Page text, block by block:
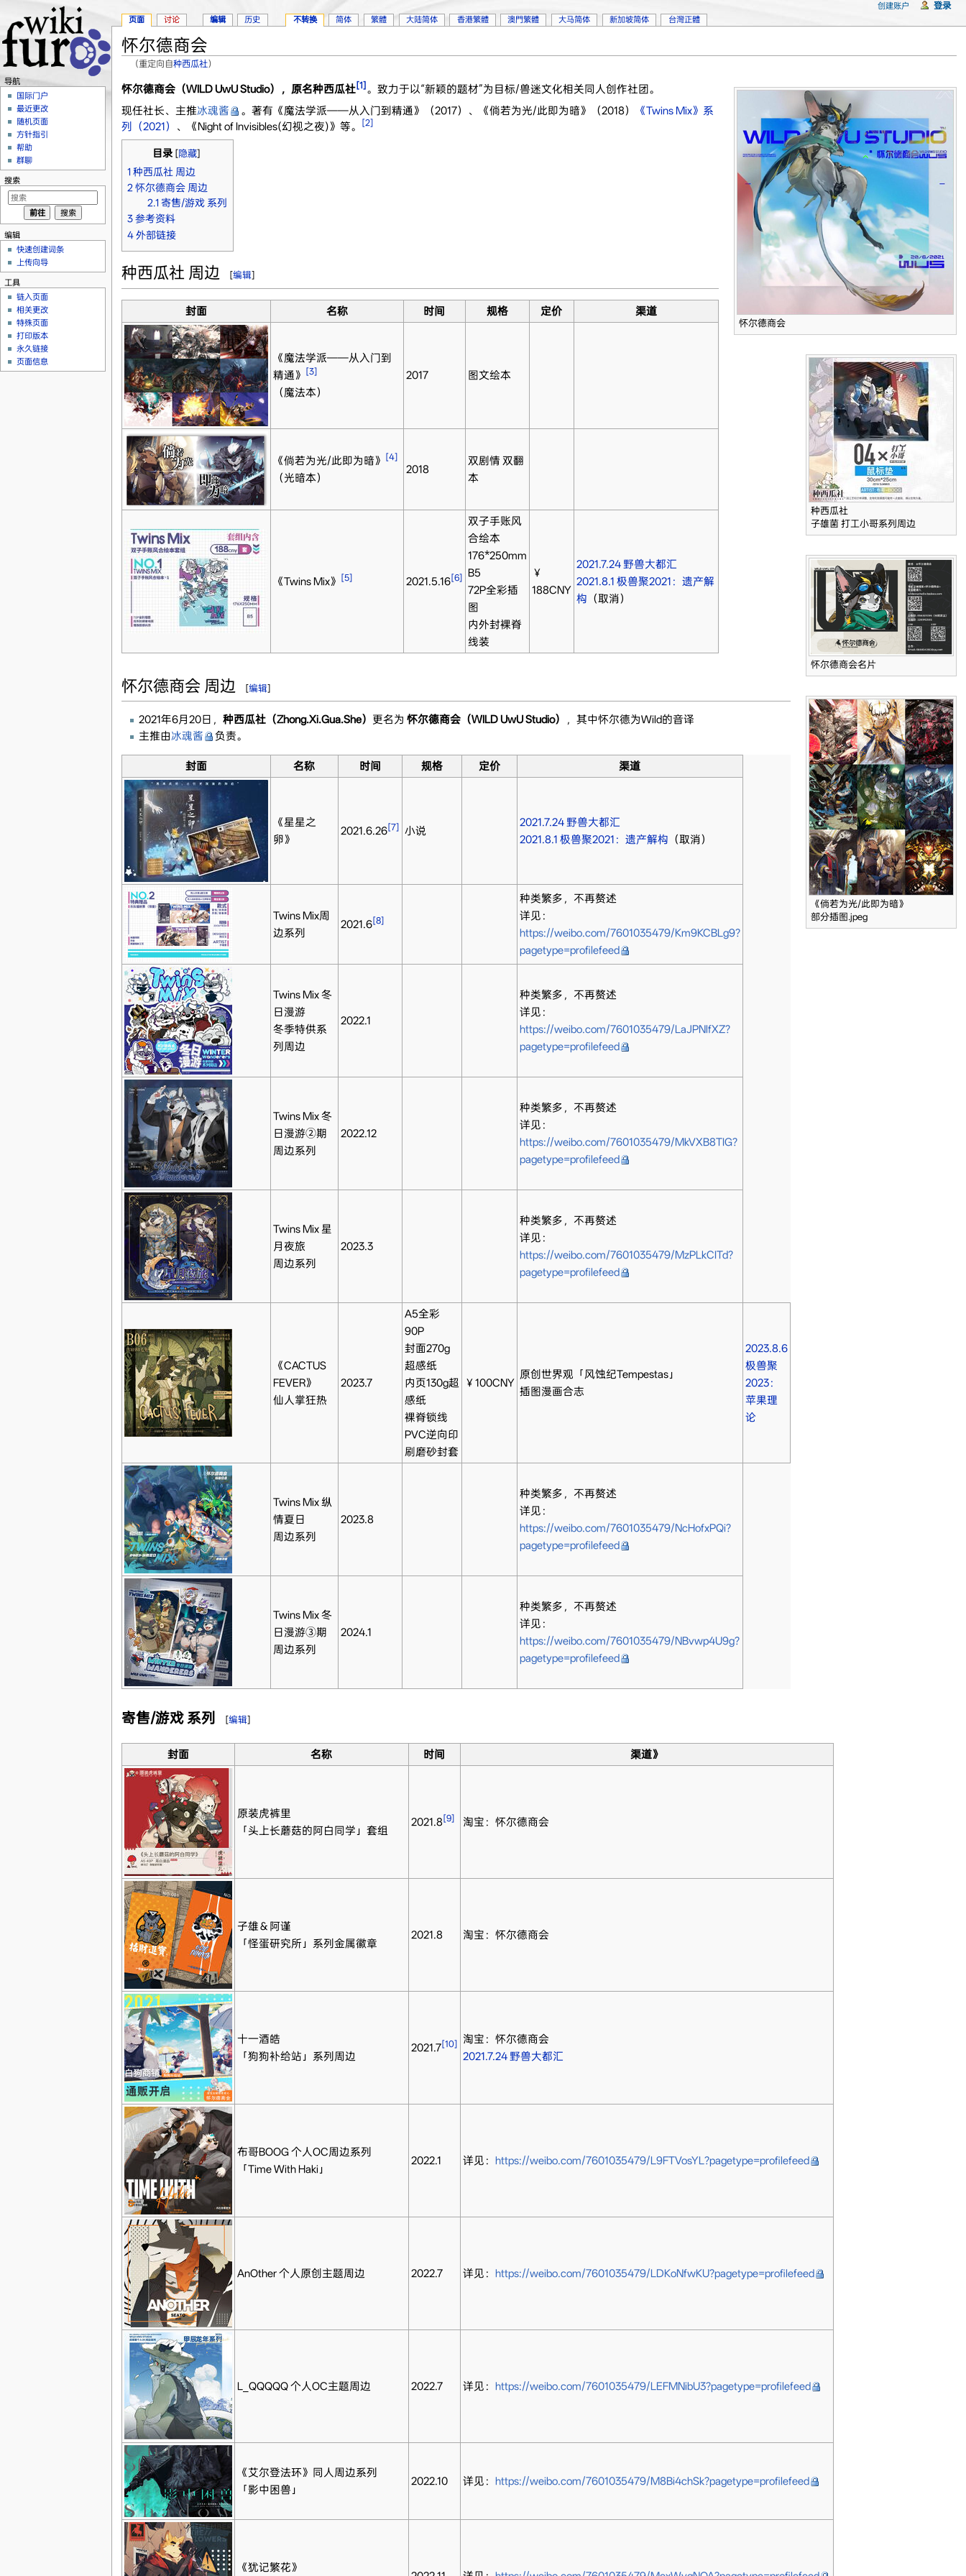
怀尔德商会
（重定向自种西瓜社）
怀尔德商会
种西瓜社
子雄菌 打工小哥系列周边
怀尔德商会名片
《倘若为光/此即为暗》
部分插图.jpeg
怀尔德商会（WILD UwU Studio），原名种西瓜社[1] 。致力于以“新颖的题材”为目标/兽迷文化相关同人创作社团。
现任社长、主推冰魂酱 。著有《魔法学派——从入门到精通》（2017）、《倘若为光/此即为暗》（2018）
《Twins Mix》系
列（2021）
、《Night of Invisibles(幻视之夜)》等。 [2]
目录[隐藏]
1 种西瓜社 周边
2 怀尔德商会 周边
2.1 寄售/游戏 系列
3 参考资料
4 外部链接
种西瓜社 周边 [编辑]
封面 名称 时间 规格 定价 渠道
《魔法学派——从入门到
精通》 [3]
（魔法本）
2017 图文绘本
《倘若为光/此即为暗》 [4]
（光暗本）
2018
双剧情 双翻
本
《Twins Mix》 [5] 2021.5.16[6]
双子手账风
合绘本
176*250mm
B5
72P全彩插
图
内外封裸脊
线装
￥
188CNY
2021.7.24 野兽大都汇
2021.8.1 极兽聚2021：遗产解
构 （取消）
怀尔德商会 周边 [编辑]
2021年6月20日， 种西瓜社（Zhong.Xi.Gua.She） 更名为 怀尔德商会（WILD UwU Studio）
，其中怀尔德为Wild的音译
主推由冰魂酱 负责。
封面 名称 时间 规格 定价 渠道
《星星之
卵》
2021.6.26[7] 小说
2021.7.24 野兽大都汇
2021.8.1 极兽聚2021：遗产解构 （取消）
Twins Mix周
边系列
2021.6[8]
种类繁多，不再赘述
详见：
https://weibo.com/7601035479/Km9KCBLg9?
pagetype=profilefeed
Twins Mix 冬
日漫游
冬季特供系
列周边
2022.1
种类繁多，不再赘述
详见：
https://weibo.com/7601035479/LaJPNlfXZ?
pagetype=profilefeed
Twins Mix 冬
日漫游②期
周边系列
2022.12
种类繁多，不再赘述
详见：
https://weibo.com/7601035479/MkVXB8TIG?
pagetype=profilefeed
Twins Mix 星
月夜旅
周边系列
2023.3
种类繁多，不再赘述
详见：
https://weibo.com/7601035479/MzPLkCITd?
pagetype=profilefeed
《CACTUS
FEVER》
仙人掌狂热
2023.7
A5全彩
90P
封面270g
超感纸
内页130g超
感纸
裸脊锁线
PVC逆向印
刷磨砂封套
￥100CNY
原创世界观「风蚀纪Tempestas」
插图漫画合志
2023.8.6
极兽聚
2023：
苹果理
论
Twins Mix 纵
情夏日
周边系列
2023.8
种类繁多，不再赘述
详见：
https://weibo.com/7601035479/NcHofxPQi?
pagetype=profilefeed
Twins Mix 冬
日漫游③期
周边系列
2024.1
种类繁多，不再赘述
详见：
https://weibo.com/7601035479/NBvwp4U9g?
pagetype=profilefeed
寄售/游戏 系列 [编辑]
封面 名称 时间 渠道》
原装虎裤里
「头上长蘑菇的阿白同学」套组
2021.8[9] 淘宝：怀尔德商会
子雄＆阿谨
「怪蛋研究所」系列金属徽章
2021.8 淘宝：怀尔德商会
十一酒皓
「狗狗补给站」系列周边
2021.7[10] 淘宝：怀尔德商会
2021.7.24 野兽大都汇
布哥BOOG 个人OC周边系列
「Time With Haki」
2022.1 详见： https://weibo.com/7601035479/L9FTVosYL?pagetype=profilefeed
AnOther 个人原创主题周边 2022.7 详见： https://weibo.com/7601035479/LDKoNfwKU?pagetype=profilefeed
L_QQQQQ 个人OC主题周边 2022.7 详见： https://weibo.com/7601035479/LEFMNibU3?pagetype=profilefeed
《艾尔登法环》同人周边系列
「影中困兽」
2022.10 详见： https://weibo.com/7601035479/M8Bi4chSk?pagetype=profilefeed
《犹记繁花》
页面 讨论 编辑 历史 不转换 简体 繁體 大陆简体 香港繁體 澳門繁體 大马简体 新加坡简体 台灣正體
创建账户 登录
导航
国际门户
最近更改
随机页面
方针指引
帮助
群聊
搜索
编辑
快速创建词条
上传向导
工具
链入页面
相关更改
特殊页面
打印版本
永久链接
页面信息